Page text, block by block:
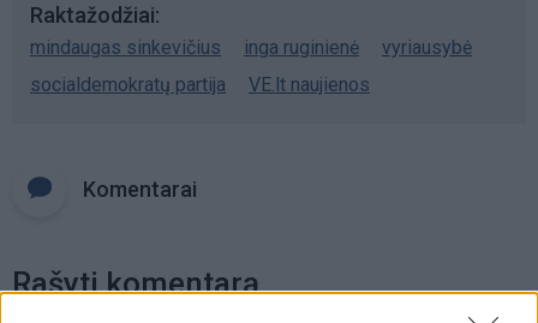
Raktažodžiai
mindaugas sinkevičius inga ruginienė
vyriausybė
socialdemokratų partija
VE.lt naujienos
Komentarai
Rašyti komentarą